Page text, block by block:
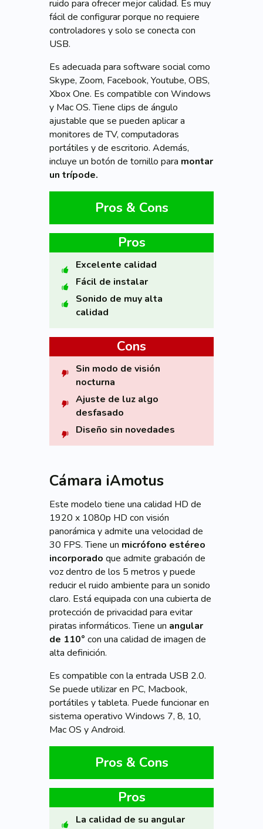
ruido para ofrecer mejor calidad. Es muy
fácil de configurar porque no requiere
controladores y solo se conecta con
USB.
Es adecuada para software social como
Skype, Zoom, Facebook, Youtube, OBS,
Xbox One. Es compatible con Windows
y Mac OS. Tiene clips de ángulo
ajustable que se pueden aplicar a
monitores de TV, computadoras
portátiles y de escritorio. Además,
incluye un botón de tornillo para montar
un trípode.
Pros & Cons
Pros
Excelente calidad
Fácil de instalar
Sonido de muy alta
calidad
Cons
Sin modo de visión
nocturna
Ajuste de luz algo
desfasado
Diseño sin novedades
Cámara iAmotus
Este modelo tiene una calidad HD de
1920 x 1080p HD con visión
panorámica y admite una velocidad de
30 FPS. Tiene un micrófono estéreo
incorporado que admite grabación de
voz dentro de los 5 metros y puede
reducir el ruido ambiente para un sonido
claro. Está equipada con una cubierta de
protección de privacidad para evitar
piratas informáticos. Tiene un angular
de 110° con una calidad de imagen de
alta definición.
Es compatible con la entrada USB 2.0.
Se puede utilizar en PC, Macbook,
portátiles y tableta. Puede funcionar en
sistema operativo Windows 7, 8, 10,
Mac OS y Android.
Pros & Cons
Pros
La calidad de su angular